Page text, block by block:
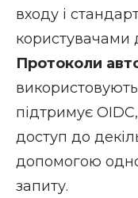
входу і
користувачами
Протоколи
підтримує
доступ до
допомогою
запиту.